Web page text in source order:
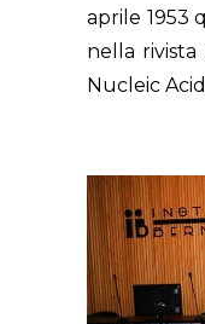
aprile 1953
nella
Nucleic